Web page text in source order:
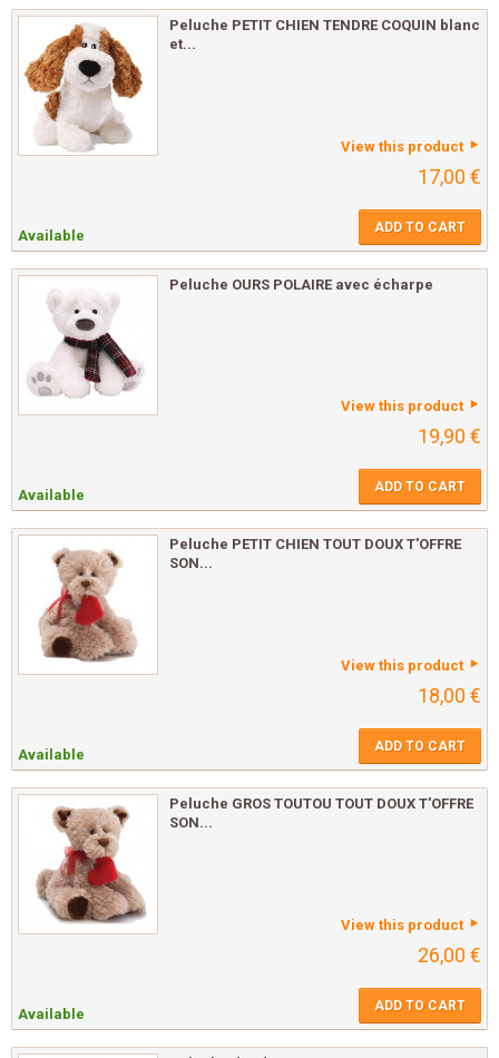
Peluche PETIT CHIEN TENDRE COQUIN blanc
et...
View this product
17,00 €
Available ADD TO CART
Peluche OURS POLAIRE avec écharpe
View this product
19,90 €
Available ADD TO CART
Peluche PETIT CHIEN TOUT DOUX T'OFFRE
SON...
View this product
18,00 €
Available ADD TO CART
Peluche GROS TOUTOU TOUT DOUX T'OFFRE
SON...
View this product
26,00 €
Available ADD TO CART